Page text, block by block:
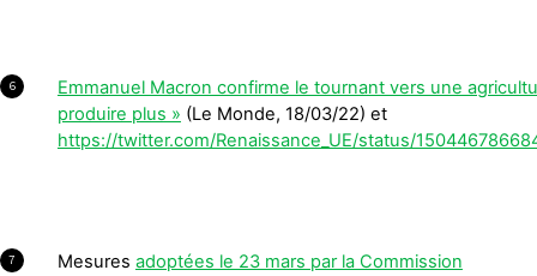
6
Emmanuel Macron confirme le tournant vers une
produire plus » (Le Monde, 18/03/22) et
https://twitter.com/Renaissance_UE/status/
7 Mesures adoptées le 23 mars par la Commission